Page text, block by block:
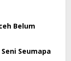
Belum
Seumapa